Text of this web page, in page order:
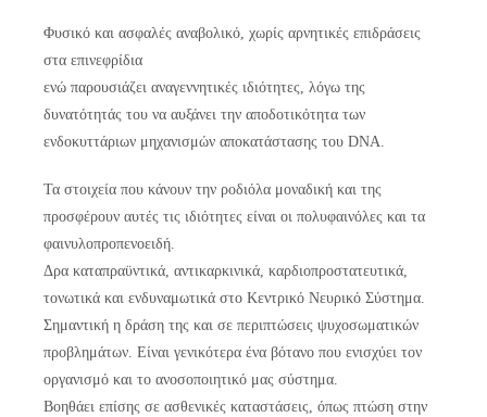
Φυσικό και ασφαλές αναβολικό, χωρίς αρνητικές επιδράσεις
στα επινεφρίδια
ενώ παρουσιάζει αναγεννητικές ιδιότητες, λόγω της
δυνατότητάς του να αυξάνει την αποδοτικότητα των
ενδοκυττάριων μηχανισμών αποκατάστασης του DNA.
Τα στοιχεία που κάνουν την ροδιόλα μοναδική και της
προσφέρουν αυτές τις ιδιότητες είναι οι πολυφαινόλες και τα
φαινυλοπροπενοειδή.
Δρα καταπραϋντικά, αντικαρκινικά, καρδιοπροστατευτικά,
τονωτικά και ενδυναμωτικά στο Κεντρικό Νευρικό Σύστημα.
Σημαντική η δράση της και σε περιπτώσεις ψυχοσωματικών
προβλημάτων. Είναι γενικότερα ένα βότανο που ενισχύει τον
οργανισμό και το ανοσοποιητικό μας σύστημα.
Bοηθάει επίσης σε ασθενικές καταστάσεις, όπως πτώση στην